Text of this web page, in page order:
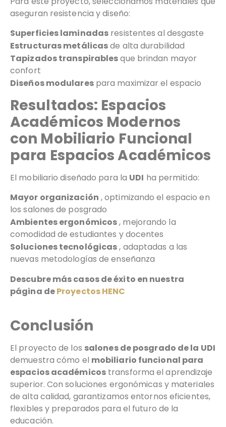
aseguran resistencia y diseño:
Superficies laminadas resistentes al desgaste
Estructuras metálicasde alta durabilidad
Tapizados transpirablesque brindan mayor
confort
Diseños modularespara maximizar el espacio
Resultados: Espacios
Académicos Modernos
con Mobiliario Funcional
para Espacios Académicos
El mobiliario diseñado para la UDI ha permitido:
Mayor organización , optimizando el espacio en
los salones de posgrado
Ambientes ergonómicos, mejorando la
comodidad de estudiantes y docentes
Soluciones tecnológicas, adaptadas a las
nuevas metodologías de enseñanza
Descubre más casos de éxito en nuestra
página deProyectos HENC
Conclusión
El proyecto de los salones de posgrado de la UDI
demuestra cómo el mobiliario funcional para
espacios académicostransforma el aprendizaje
superior. Con soluciones ergonómicas y materiales
de alta calidad, garantizamos entornos eficientes,
flexibles y preparados para el futuro de la
educación.